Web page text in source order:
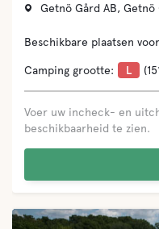
Getnö Gård AB, Getnö
Beschikbare plaatsen
Camping grootte: L
Voer uw incheck- en
beschikbaarheid te zien.